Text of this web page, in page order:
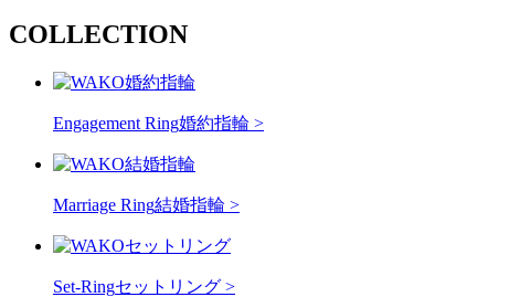
COLLECTION
Engagement Ring婚約指輪 >
Marriage Ring結婚指輪 >
Set-Ringセットリング >